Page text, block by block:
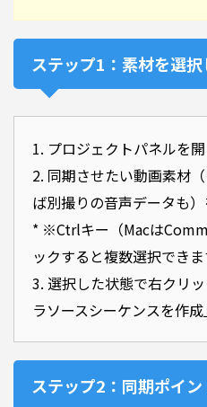
ステップ1：素材を選択
1. プロジェクトパネルを開
2. 同期させたい動画素材
ば別撮りの音声データも）
* ※Ctrlキー（Macは
ックすると複数選択できま
3. 選択した状態で右クリ
ラソースシーケンスを作成
ステップ2：同期ポイ